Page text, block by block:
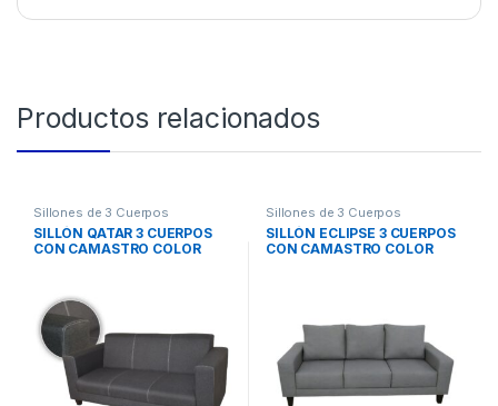
Productos relacionados
Sillones de 3 Cuerpos
SILLÓN QATAR 3 CUERPOS
CON CAMASTRO COLOR
Sillones de 3 Cuerpos
SILLÓN ECLIPSE 3 CUERPOS
CON CAMASTRO COLOR